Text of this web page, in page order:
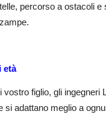
percorso a ostacoli e
età
vostro figlio, gli ingegneri
si adattano meglio a